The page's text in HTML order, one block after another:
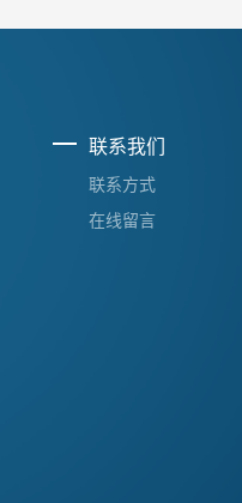
联系我们
联系方式
在线留言